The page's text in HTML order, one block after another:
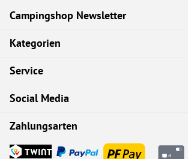
Campingshop Newsletter
Kategorien
Service
Social Media
Zahlungsarten